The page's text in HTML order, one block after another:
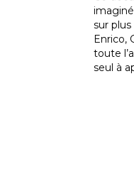
sur
Enrico,
toute
seul à